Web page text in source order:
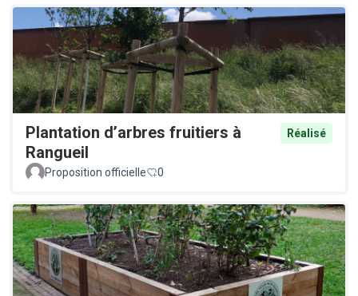
Plantation d’arbres fruitiers à
Rangueil
Réalisé
Proposition officielle 0